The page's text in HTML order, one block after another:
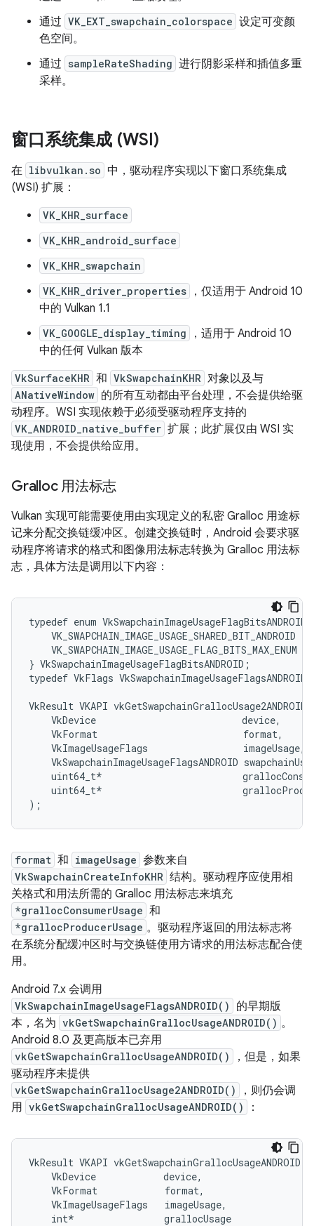
通过 VK_EXT_swapchain_colorspace 设定可变颜
色空间。
通过 sampleRateShading 进行阴影采样和插值多重
采样。
窗口系统集成 (WSI)
在 libvulkan.so 中，驱动程序实现以下窗口系统集成
(WSI) 扩展：
VK_KHR_surface
VK_KHR_android_surface
VK_KHR_swapchain
VK_KHR_driver_properties
，仅适用于 Android 10
中的 Vulkan 1.1
VK_GOOGLE_display_timing
，适用于 Android 10
中的任何 Vulkan 版本
VkSurfaceKHR 和 VkSwapchainKHR 对象以及与
ANativeWindow 的所有互动都由平台处理，不会提供给驱
动程序。WSI 实现依赖于必须受驱动程序支持的
VK_ANDROID_native_buffer 扩展；此扩展仅由 WSI 实
现使用，不会提供给应用。
Gralloc 用法标志
Vulkan 实现可能需要使用由实现定义的私密 Gralloc 用途标
记来分配交换链缓冲区。创建交换链时，Android 会要求驱
动程序将请求的格式和图像用法标志转换为 Gralloc 用法标
志，具体方法是调用以下内容：
typedef enum VkSwapchainImageUsageFlagBitsANDROID
VK_SWAPCHAIN_IMAGE_USAGE_SHARED_BIT_ANDROID =
VK_SWAPCHAIN_IMAGE_USAGE_FLAG_BITS_MAX_ENUM
} VkSwapchainImageUsageFlagBitsANDROID;
typedef VkFlags VkSwapchainImageUsageFlagsANDROID;
VkResult VKAPI vkGetSwapchainGrallocUsage2ANDROID(
    VkDevice                          device,
    VkFormat                          format,
    VkImageUsageFlags                 imageUsage,
VkSwapchainImageUsageFlagsANDROID
uint64_t*
uint64_t*
format 和 imageUsage 参数来自
VkSwapchainCreateInfoKHR 结构。驱动程序应使用相
关格式和用法所需的 Gralloc 用法标志来填充
*grallocConsumerUsage 和
*grallocProducerUsage 。驱动程序返回的用法标志将
在系统分配缓冲区时与交换链使用方请求的用法标志配合使
用。
Android 7.x 会调用
VkSwapchainImageUsageFlagsANDROID()
的早期版
本，名为 vkGetSwapchainGrallocUsageANDROID() 。
Android 8.0 及更高版本已弃用
vkGetSwapchainGrallocUsageANDROID()
，但是，如果
驱动程序未提供
vkGetSwapchainGrallocUsage2ANDROID()
，则仍会调
用 vkGetSwapchainGrallocUsageANDROID() ：
VkResult VKAPI vkGetSwapchainGrallocUsageANDROID(
    VkDevice            device,
    VkFormat            format,
    VkImageUsageFlags   imageUsage,
    int*                grallocUsage